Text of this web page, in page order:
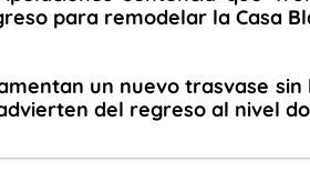
para remodelar la Casa
un nuevo trasvase sin
del regreso al nivel